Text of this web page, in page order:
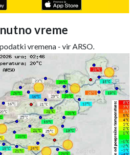
vreme
vremena - vir ARSO.